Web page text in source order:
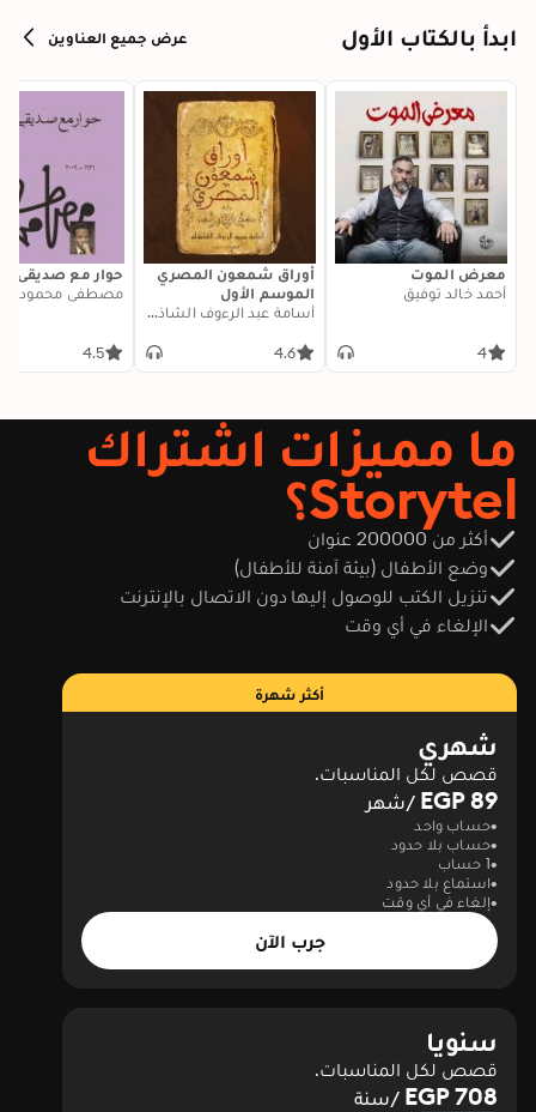
ابدأ بالكتاب الأول عرض جميع العناوين
معرض الموت
أحمد خالد توفيق
4
أوراق شمعون المصري
الموسم الأول
أسامة عبد الرءوف الشاذلي
4.6
حوار مع صديقي
مصطفى محمود
4.5
ما مميزات اشتراك
Storytel؟
أكثر من 200000 عنوان
وضع الأطفال (بيئة آمنة للأطفال)
تنزيل الكتب للوصول إليها دون الاتصال بالإنترنت
الإلغاء في أي وقت
أكثر شهرة
شهري
قصص لكل المناسبات.
89 EGP /شهر
حساب واحد
حساب بلا حدود
1 حساب
استماع بلا حدود
إلغاء في أي وقت
جرب الآن
سنويا
قصص لكل المناسبات.
708 EGP /سنة